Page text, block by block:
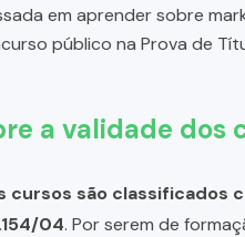
em aprender sobre
público na Prova de
a validade dos
cursos são classificados
04. Por serem de